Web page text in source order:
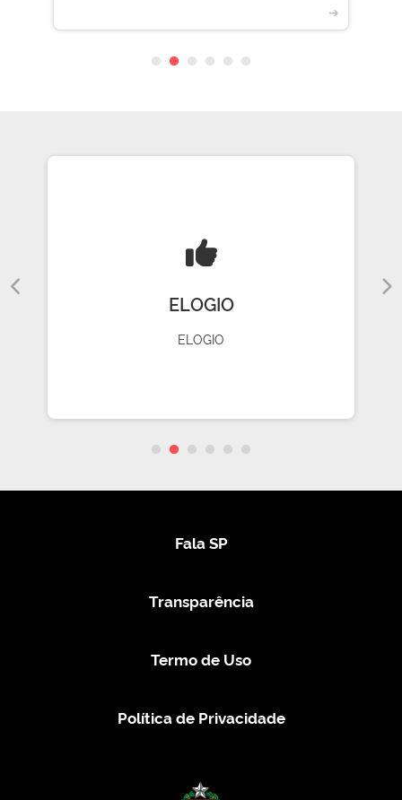
➔
ELOGIO
ELOGIO
Fala SP
Transparência
Termo de Uso
Política de Privacidade